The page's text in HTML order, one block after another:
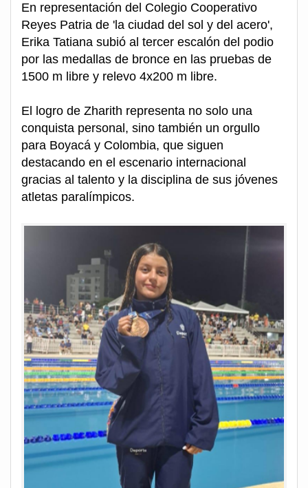
En representación del Colegio Cooperativo
Reyes Patria de 'la ciudad del sol y del acero',
Erika Tatiana subió al tercer escalón del podio
por las medallas de bronce en las pruebas de
1500 m libre y relevo 4x200 m libre.
El logro de Zharith representa no solo una
conquista personal, sino también un orgullo
para Boyacá y Colombia, que siguen
destacando en el escenario internacional
gracias al talento y la disciplina de sus jóvenes
atletas paralímpicos.